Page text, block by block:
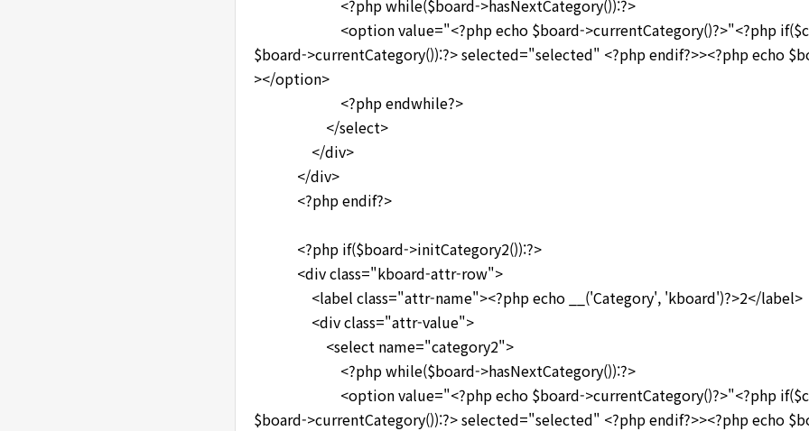
<?php while($board->hasNextCategory()):?>
<option value="<?php echo $board->currentCategory()?>"<?php
$board->currentCategory()):?> selected="selected" <?php endif?>><?php echo
></option>
<?php endwhile?>
</select>
</div>
</div>
<?php endif?>
<?php if($board->initCategory2()):?>
<div class="kboard-attr-row">
<label class="attr-name"><?php echo __('Category', 'kboard')?>2</label>
<div class="attr-value">
<select name="category2">
<?php while($board->hasNextCategory()):?>
<option value="<?php echo $board->currentCategory()?>"<?php
$board->currentCategory()):?> selected="selected" <?php endif?>><?php echo